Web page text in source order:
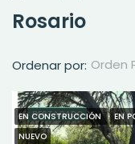
Rosario
Ordenar por: Orden
DESTACADO
EN CONSTRUCCIÓN EN
NUEVO